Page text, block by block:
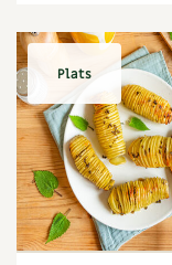
Moutarde
Multiplication
Muret
Muscade
Musique
Narcisse
Nature
Nettoyage
Plats